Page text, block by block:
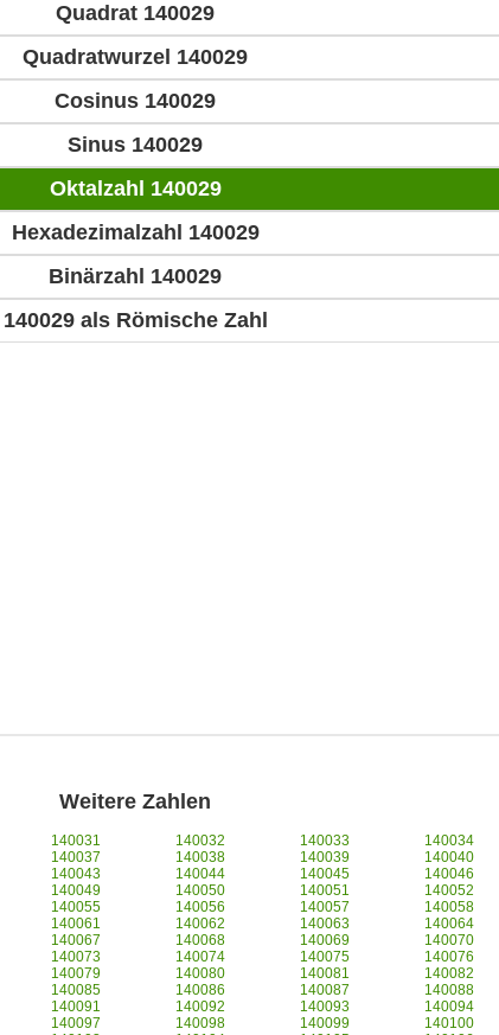
Quadrat 140029
Quadratwurzel 140029
Cosinus 140029
Sinus 140029
Oktalzahl 140029
Hexadezimalzahl 140029
Binärzahl 140029
140029 als Römische Zahl
Weitere Zahlen
140031 140032 140033
140034
140037 140038 140039
140040
140043 140044 140045
140046
140049 140050 140051
140052
140055 140056 140057
140058
140061 140062 140063
140064
140067 140068 140069
140070
140073 140074 140075
140076
140079 140080 140081
140082
140085 140086 140087
140088
140091 140092 140093
140094
140097 140098 140099
140100